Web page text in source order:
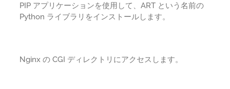
PIP アプリケーションを使用して、ART という名前の
Python ライブラリをインストールします。
Nginx の CGI ディレクトリにアクセスします。